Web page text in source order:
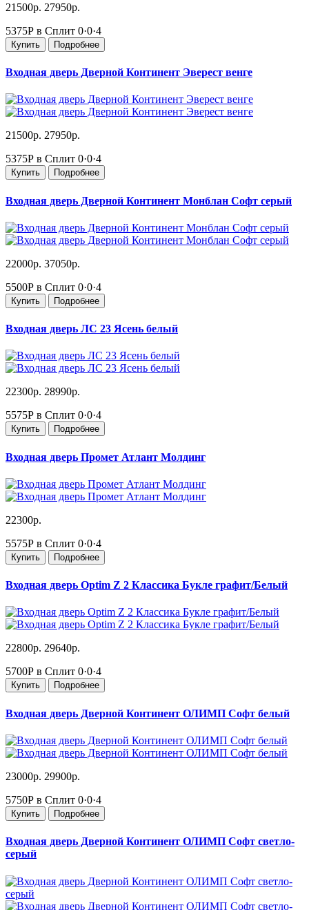
21500р. 27950р.
5375Р в Сплит 0·0·4
Купить Подробнее
Входная дверь Дверной Континент Эверест венге
21500р. 27950р.
5375Р в Сплит 0·0·4
Купить Подробнее
Входная дверь Дверной Континент Монблан Софт серый
22000р. 37050р.
5500Р в Сплит 0·0·4
Купить Подробнее
Входная дверь ЛС 23 Ясень белый
22300р. 28990р.
5575Р в Сплит 0·0·4
Купить Подробнее
Входная дверь Промет Атлант Молдинг
22300р.
5575Р в Сплит 0·0·4
Купить Подробнее
Входная дверь Optim Z 2 Классика Букле графит/Белый
22800р. 29640р.
5700Р в Сплит 0·0·4
Купить Подробнее
Входная дверь Дверной Континент ОЛИМП Софт белый
23000р. 29900р.
5750Р в Сплит 0·0·4
Купить Подробнее
Входная дверь Дверной Континент ОЛИМП Софт светло-
серый